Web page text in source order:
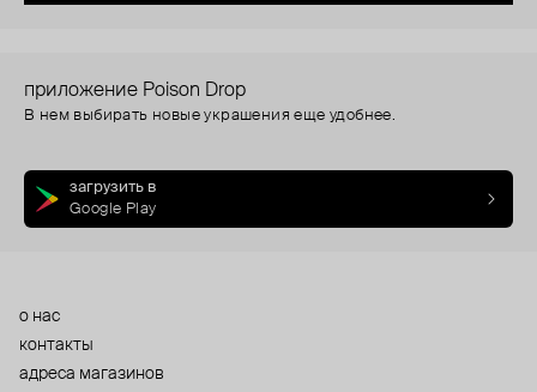
приложение Poison Drop
В нем выбирать новые украшения еще удобнее.
загрузить в
Google Play
о нас
контакты
адреса магазинов